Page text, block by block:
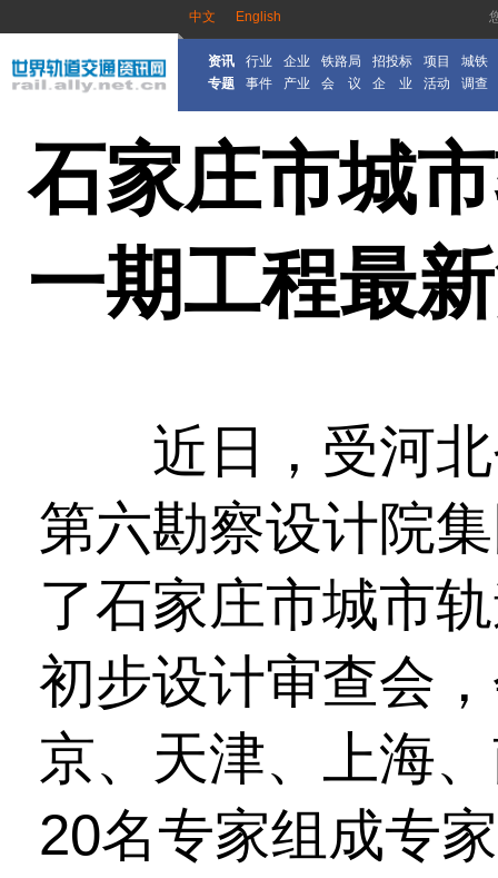
中文 English
资讯 行业 企业 铁路局 招投标 项目
城铁
专题
事件 产业 会 议 企 业 活动 调查
石家庄市城
一期工程最
近日，受河北
第六勘察设计院
了石家庄市城市
初步设计审查会
京、天津、上海
20名专家组成专